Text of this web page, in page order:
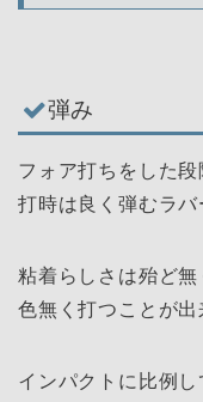
弾み
フォア打ちをした
打時は良く弾むラバ
粘着らしさは殆ど
色無く打つことが出
インパクトに比例